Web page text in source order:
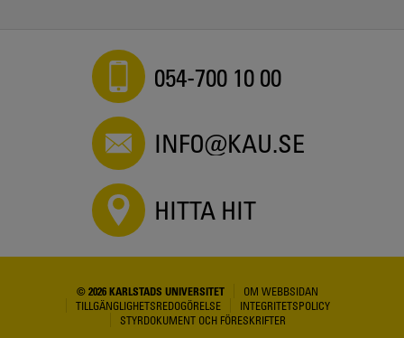
054-700 10 00
INFO@KAU.SE
HITTA HIT
© 2026 KARLSTADS UNIVERSITET
OM WEBBSIDAN
TILLGÄNGLIGHETSREDOGÖRELSE
INTEGRITETSPOLICY
STYRDOKUMENT OCH FÖRESKRIFTER